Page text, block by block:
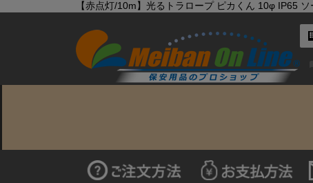
【赤点灯/10m】光るトラロープ ピカくん 10φ IP65